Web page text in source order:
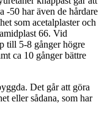
-50 har även de hårdare
som acetalplaster och
66. Vid
till 5-8 gånger högre
ca 10 gånger bättre
Det går att göra
eller sådana, som har